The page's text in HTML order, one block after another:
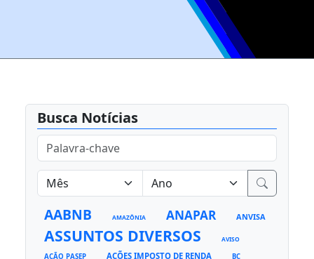
Busca Notícias
AABNB AMAZÔNIA ANAPAR ANVISA
ASSUNTOS DIVERSOS AVISO
AÇÃO PASEP AÇÕES IMPOSTO DE RENDA BC